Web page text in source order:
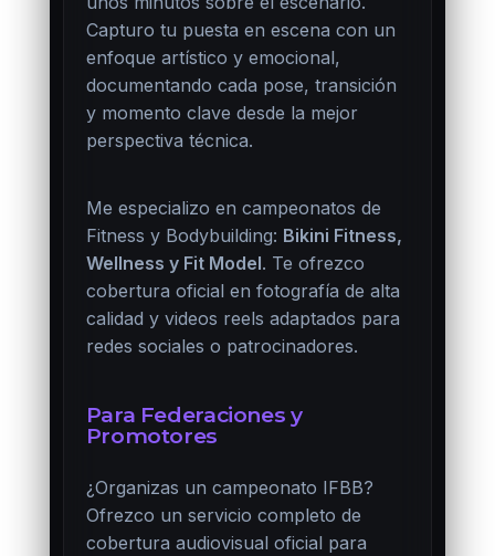
Capturo tu puesta en escena con un
enfoque artístico y emocional,
documentando cada pose, transición
y momento clave desde la mejor
perspectiva técnica.
Me especializo en campeonatos de
Fitness y Bodybuilding: Bikini Fitness,
Wellness y Fit Model. Te ofrezco
cobertura oficial en fotografía de alta
calidad y videos reels adaptados para
redes sociales o patrocinadores.
Para Federaciones y
Promotores
¿Organizas un campeonato IFBB?
Ofrezco un servicio completo de
cobertura audiovisual oficial para